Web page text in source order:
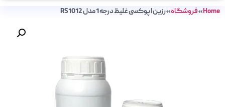
Home
»فروشگاه»رزین اپوکسی غلیظ درجه 1 مدل RS1012